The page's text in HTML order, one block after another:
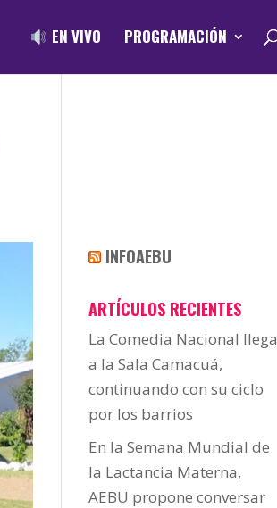
EN VIVO PROGRAMACIÓN
INFOAEBU
ARTÍCULOS RECIENTES
La Comedia Nacional llega
a la Sala Camacuá,
continuando con su ciclo
por los barrios
En la Semana Mundial de
la Lactancia Materna,
AEBU propone conversar